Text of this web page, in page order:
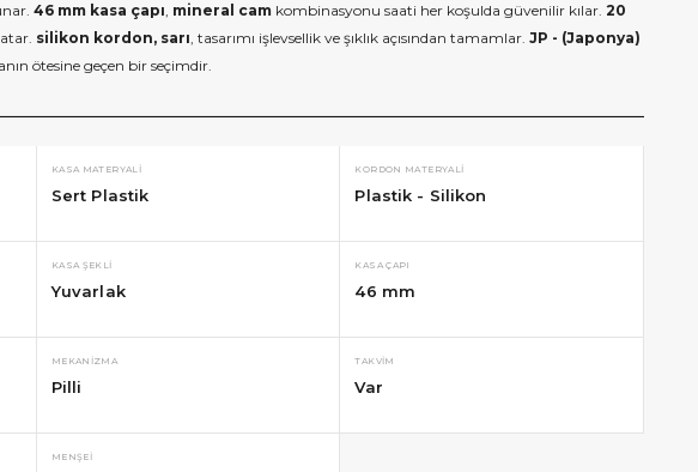
46 mm kasa çapı, mineral cam kombinasyonu saati her koşulda güvenilir kılar. 20
silikon kordon, sarı, tasarımı işlevsellik ve şıklık açısından tamamlar. JP - (Japonya)
ötesine geçen bir seçimdir.
KASA MATERYALI
Sert Plastik
KORDON MATERYALI
Plastik - Silikon
KASA ŞEKLI
Yuvarlak
KASA ÇAPI
46 mm
MEKANIZMA
Pilli
TAKVIM
Var
MENŞEI